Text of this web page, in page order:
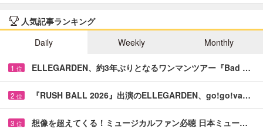
人気記事ランキング
Daily
Weekly Monthly
1 位 ELLEGARDEN、約3年ぶりとなるワンマンツアー『Bad …
2 位 『RUSH BALL 2026』出演のELLEGARDEN、go!go!va…
3 位 想像を超えてくる！ミュージカルファン必聴 日本ミュー…